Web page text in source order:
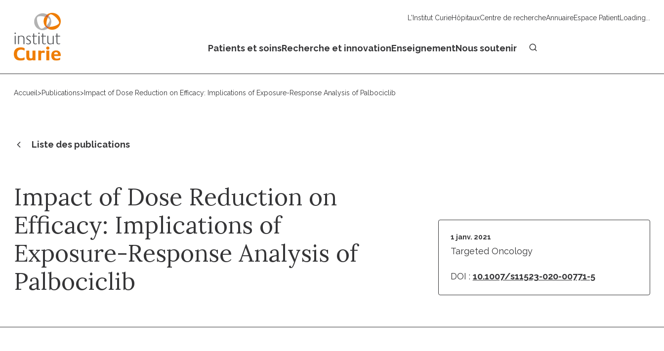
L'Institut CurieHôpitauxCentre de rechercheAnnuaireEspace PatientLoading...
Patients et soinsRecherche et innovationEnseignementNous soutenir
Accueil >Publications> Impact of Dose Reduction on Efficacy: Implications of Exposure-Response Analysis of Palbociclib
Liste des publications
Impact of Dose Reduction on
Efficacy: Implications of
Exposure-Response Analysis of
Palbociclib
1 janv. 2021
Targeted Oncology
DOI : 10.1007/s11523-020-00771-5